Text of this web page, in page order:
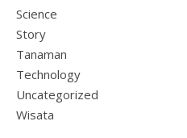
Science
Story
Tanaman
Technology
Uncategorized
Wisata